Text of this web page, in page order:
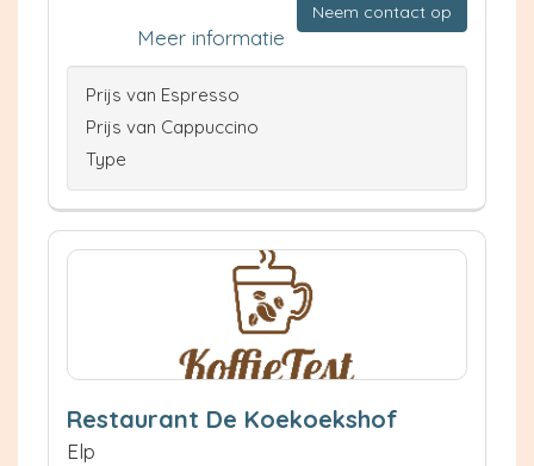
Neem contact op
Meer informatie
Prijs van Espresso
Prijs van Cappuccino
Type
Restaurant De Koekoekshof
Elp